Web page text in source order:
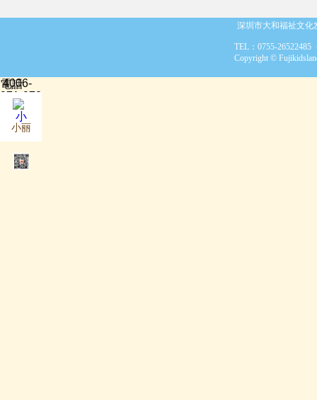
TEL：0755-26522485（月~
Copyright ©
深圳市大和福祉文
電話
4006-
971-972
小丽